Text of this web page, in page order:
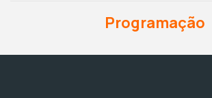
Programação